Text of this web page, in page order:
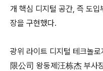
개 핵심 디지털 공간, 즉 도
장을 구현했다.
광위 라이트 디지털 테크놀
限公司 왕둥제汪栋杰 부사